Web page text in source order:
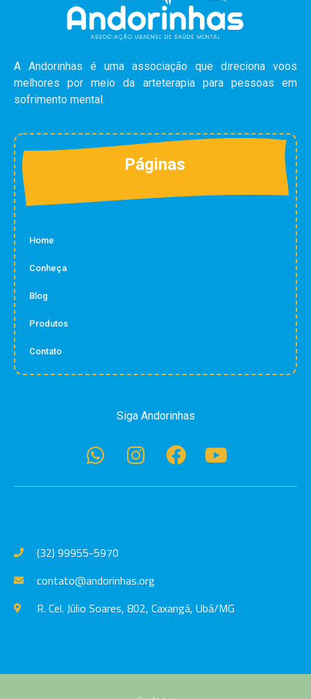
A Andorinhas é uma associação que direciona voos
melhores por meio da arteterapia para pessoas em
sofrimento mental.
Páginas
Home
Conheça
Blog
Produtos
Contato
Siga Andorinhas
(32) 99955-5970
contato@andorinhas.org
R. Cel. Júlio Soares, 802, Caxangá, Ubá/MG